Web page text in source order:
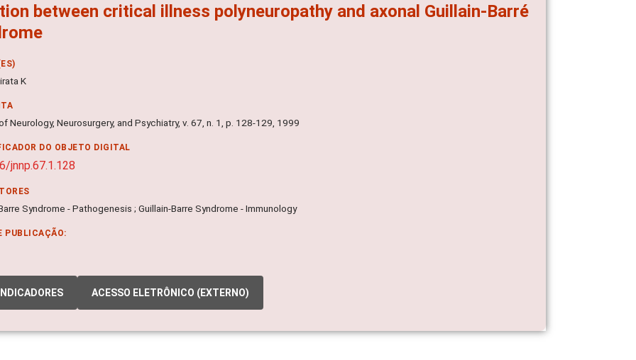
between critical illness polyneuropathy and axonal Guillain-Barré
K
Neurology, Neurosurgery, and Psychiatry, v. 67, n. 1, p. 128-129, 1999
DO OBJETO DIGITAL
jnnp.67.1.128
Syndrome - Pathogenesis ; Guillain-Barre Syndrome - Immunology
PUBLICAÇÃO:
INDICADORES ACESSO ELETRÔNICO (EXTERNO)